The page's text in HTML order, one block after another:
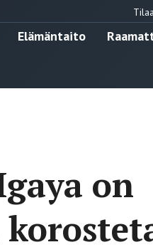
Tilaa
Elämäntaito
on